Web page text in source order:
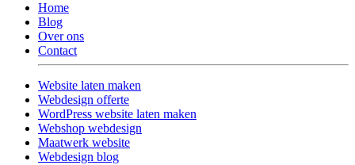
Home
Blog
Over ons
Contact
Website laten maken
Webdesign offerte
WordPress website laten maken
Webshop webdesign
Maatwerk website
Webdesign blog